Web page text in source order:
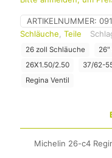
ARTIKELNUMMER:
Schläuche Teile
26 zoll Schläuche
26"
26X1.50/2.50
37/62-
Regina Ventil
Michelin 26-c4